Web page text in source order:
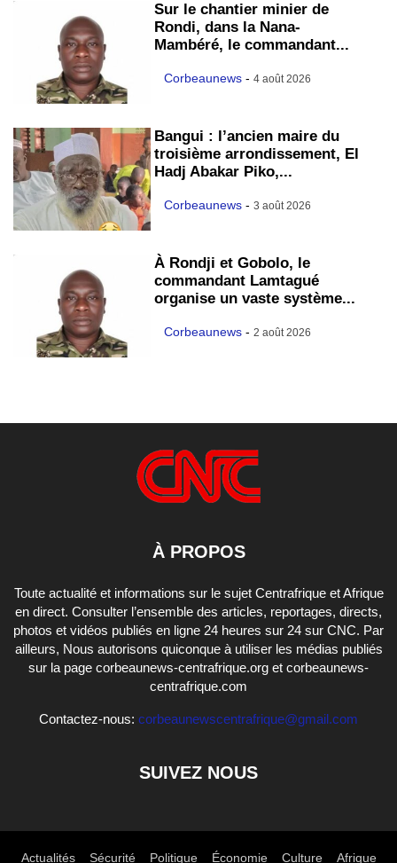
Sur le chantier minier de
Rondi, dans la Nana-
Mambéré, le commandant...
Corbeaunews - 4 août 2026
Bangui : l’ancien maire du
troisième arrondissement, El
Hadj Abakar Piko,...
Corbeaunews - 3 août 2026
À Rondji et Gobolo, le
commandant Lamtagué
organise un vaste système...
Corbeaunews - 2 août 2026
À PROPOS
Toute actualité et informations sur le sujet Centrafrique et Afrique
en direct. Consulter l’ensemble des articles, reportages, directs,
photos et vidéos publiés en ligne 24 heures sur 24 sur CNC. Par
ailleurs, Nous autorisons quiconque à utiliser les médias publiés
sur la page corbeaunews-centrafrique.org et corbeaunews-
centrafrique.com
Contactez-nous: corbeaunewscentrafrique@gmail.com
SUIVEZ NOUS
Actualités Sécurité Politique Économie Culture Afrique